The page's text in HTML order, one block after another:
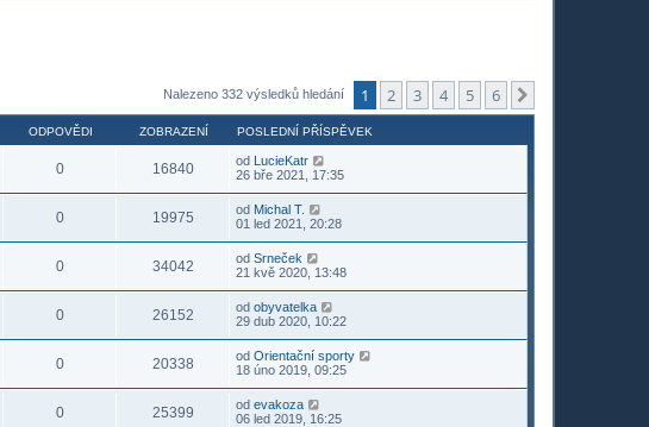
Nalezeno 332 výsledků hledání 1 2 3 4 5 6
ODPOVĚDI ZOBRAZENÍ POSLEDNÍ PŘÍSPĚVEK
0 16840 od LucieKatr
26 bře 2021, 17:35
0 19975 od Michal T.
01 led 2021, 20:28
0 34042 od Srneček
21 kvě 2020, 13:48
0 26152 od obyvatelka
29 dub 2020, 10:22
0 20338 od Orientační sporty
18 úno 2019, 09:25
0 25399 od evakoza
06 led 2019, 16:25